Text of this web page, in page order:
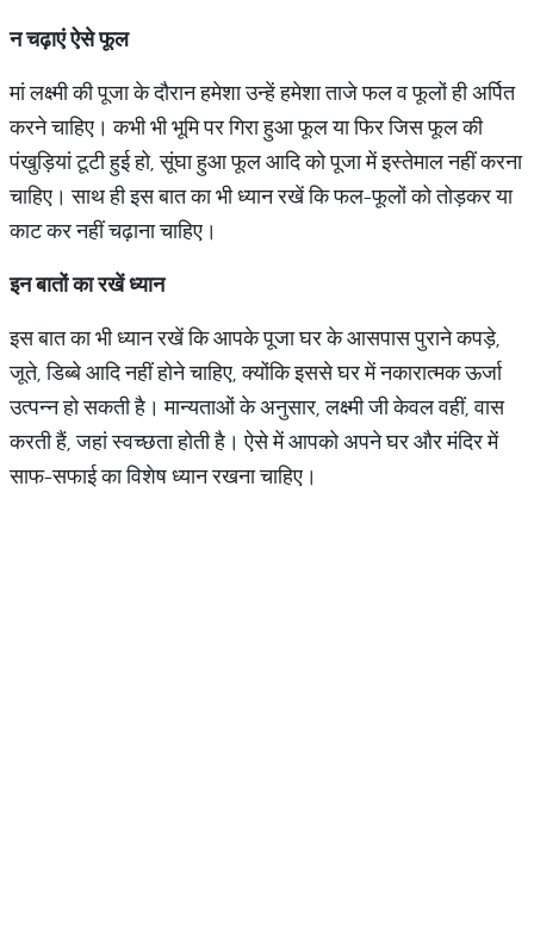
न चढ़ाएं ऐसे फूल
मां लक्ष्मी की पूजा के दौरान हमेशा उन्हें हमेशा ताजे फल व फूलों ही अर्पित
करने चाहिए। कभी भी भूमि पर गिरा हुआ फूल या फिर जिस फूल की
पंखुड़ियां टूटी हुई हो, सूंघा हुआ फूल आदि को पूजा में इस्तेमाल नहीं करना
चाहिए। साथ ही इस बात का भी ध्यान रखें कि फल-फूलों को तोड़कर या
काट कर नहीं चढ़ाना चाहिए।
इन बातों का रखें ध्यान
इस बात का भी ध्यान रखें कि आपके पूजा घर के आसपास पुराने कपड़े,
जूते, डिब्बे आदि नहीं होने चाहिए, क्योंकि इससे घर में नकारात्मक ऊर्जा
उत्पन्न हो सकती है। मान्यताओं के अनुसार, लक्ष्मी जी केवल वहीं, वास
करती हैं, जहां स्वच्छता होती है। ऐसे में आपको अपने घर और मंदिर में
साफ-सफाई का विशेष ध्यान रखना चाहिए।